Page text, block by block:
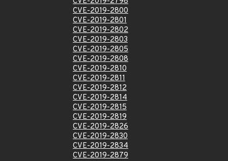
CVE-2019-2800
CVE-2019-2801
CVE-2019-2802
CVE-2019-2803
CVE-2019-2805
CVE-2019-2808
CVE-2019-2810
CVE-2019-2811
CVE-2019-2812
CVE-2019-2814
CVE-2019-2815
CVE-2019-2819
CVE-2019-2826
CVE-2019-2830
CVE-2019-2834
CVE-2019-2879